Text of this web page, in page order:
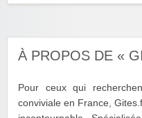
À PROPOS DE «
Pour ceux qui
conviviale en France,